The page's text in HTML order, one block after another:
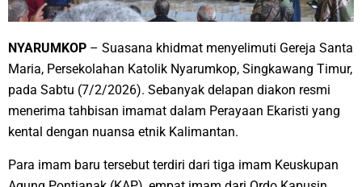
​NYARUMKOP – Suasana khidmat menyelimuti Gereja Santa
Maria, Persekolahan Katolik Nyarumkop, Singkawang Timur,
pada Sabtu (7/2/2026). Sebanyak delapan diakon resmi
menerima tahbisan imamat dalam Perayaan Ekaristi yang
kental dengan nuansa etnik Kalimantan.
​Para imam baru tersebut terdiri dari tiga imam Keuskupan